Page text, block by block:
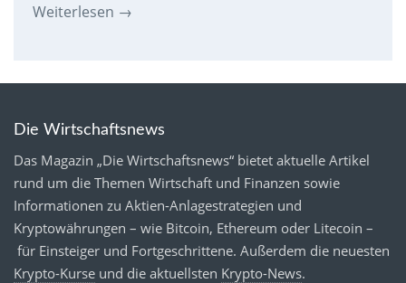
Weiterlesen →
Die Wirtschaftsnews
Das Magazin „Die Wirtschaftsnews“ bietet aktuelle Artikel
rund um die Themen Wirtschaft und Finanzen sowie
Informationen zu Aktien-Anlagestrategien und
Kryptowährungen – wie Bitcoin, Ethereum oder Litecoin –
für Einsteiger und Fortgeschrittene. Außerdem die neuesten
Krypto-Kurse und die aktuellsten Krypto-News.